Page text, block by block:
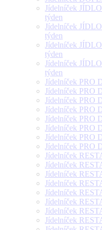
Jídelníček
týden
Jídelníček
týden
Jídelníček
týden
Jídelníček
týden
Jídelníček PRO
Jídelníček PRO
Jídelníček PRO
Jídelníček PRO
Jídelníček PRO
Jídelníček PRO
Jídelníček PRO
Jídelníček PRO
Jídelníček
Jídelníček
Jídelníček
Jídelníček
Jídelníček
Jídelníček
Jídelníček
Jídelníček